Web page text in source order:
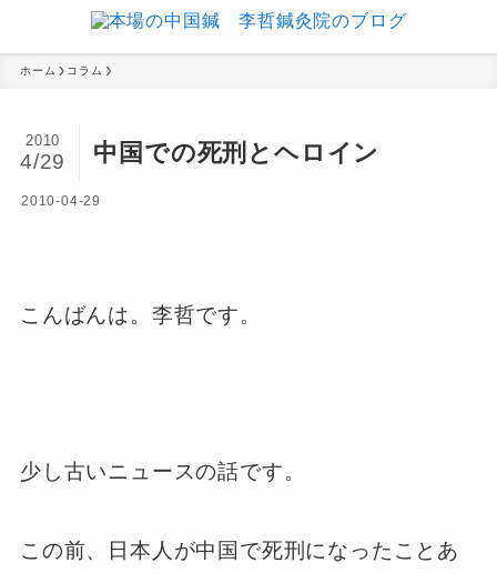
ホーム コラム
中国での死刑とヘロイン
2010
4/29
2010-04-29
こんばんは。李哲です。
少し古いニュースの話です。
この前、日本人が中国で死刑になったことあ